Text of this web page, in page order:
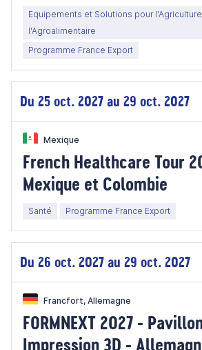
Equipements et Solutions pour
l'Agroalimentaire
Programme France Export
Du 25 oct. 2027 au 29 oct. 2027
Mexique
French Healthcare Tour
Mexique et Colombie
Santé Programme France Export
Du 26 oct. 2027 au 29 oct. 2027
Francfort, Allemagne
FORMNEXT 2027 -
Impression 3D -